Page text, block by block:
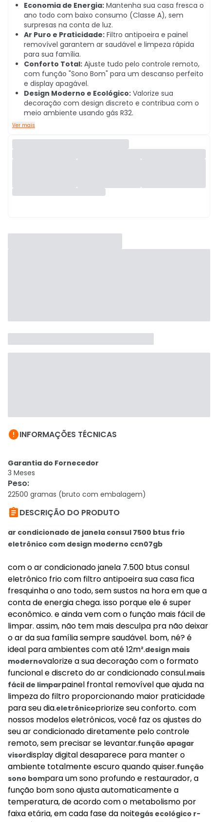
Economia de Energia: Mantenha sua casa fresca o
ano todo com baixo consumo (Classe A), sem
surpresas na conta de luz.
Ar Puro e Praticidade: Filtro antipoeira e painel
removível garantem ar saudável e limpeza rápida
para sua família.
Conforto Total: Ajuste tudo pelo controle remoto,
com função "Sono Bom" para um descanso perfeito
e display apagável.
Design Moderno e Ecológico: Valorize sua
decoração com design discreto e contribua com o
meio ambiente usando gás R32.
Ver mais
INFORMAÇÕES TÉCNICAS
Garantia do Fornecedor
3 Meses
Peso:
22500 gramas (bruto com embalagem)
DESCRIÇÃO DO PRODUTO
ar condicionado de janela consul 7500 btus frio
eletrônico com design moderno ccn07gb
com o ar condicionado janela 7.500 btus consul
eletrônico frio com filtro antipoeira sua casa fica
fresquinha o ano todo, sem sustos na hora em que a
conta de energia chega. isso porque ele é super
econômico. e ainda vem com o função mais fácil de
limpar. assim, não tem mais desculpa pra não deixar
o ar da sua família sempre saudável. bom, né? é
ideal para ambientes com até 12m².design mais
modernovalorize a sua decoração com o formato
funcional e discreto do ar condicionado consul.mais
fácil de limparpainel frontal removível que ajuda na
limpeza do filtro proporcionando maior praticidade
para seu dia.eletrônicopriorize seu conforto. com
nossos modelos eletrônicos, você faz os ajustes do
seu ar condicionado diretamente pelo controle
remoto, sem precisar se levantar.função apagar
visordisplay digital desaparece para manter o
ambiente totalmente escuro quando quiser.função
sono bompara um sono profundo e restaurador, a
função bom sono ajusta automaticamente a
temperatura, de acordo com o metabolismo por
faixa etária, em cada fase da noitegás ecológico r-